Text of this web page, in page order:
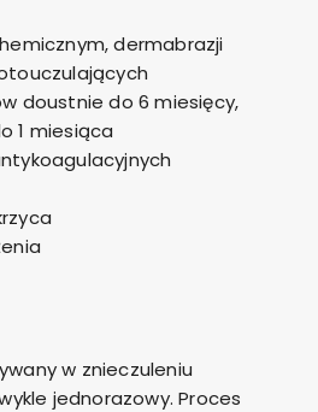
dermabrazji
doustnie do 6 miesięcy,
1 miesiąca
w znieczuleniu
jednorazowy. Proces